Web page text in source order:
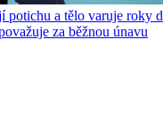
potichu a tělo varuje roky
za běžnou únavu